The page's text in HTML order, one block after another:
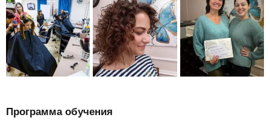
Программа обучения